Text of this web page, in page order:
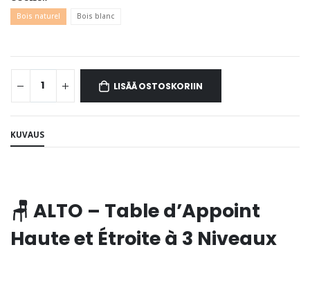
Bois naturel Bois blanc
LISÄÄ OSTOSKORIIN
KUVAUS
🪑 ALTO – Table d’Appoint
Haute et Étroite à 3 Niveaux